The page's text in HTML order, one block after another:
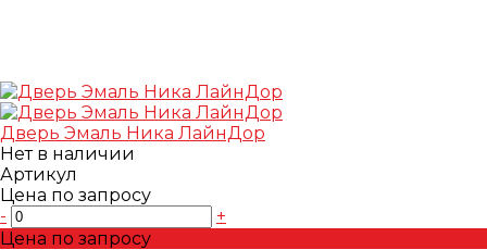
Дверь Эмаль Ника ЛайнДор
Нет в наличии
Артикул
Цена по запросу
-
+
Цена по запросу